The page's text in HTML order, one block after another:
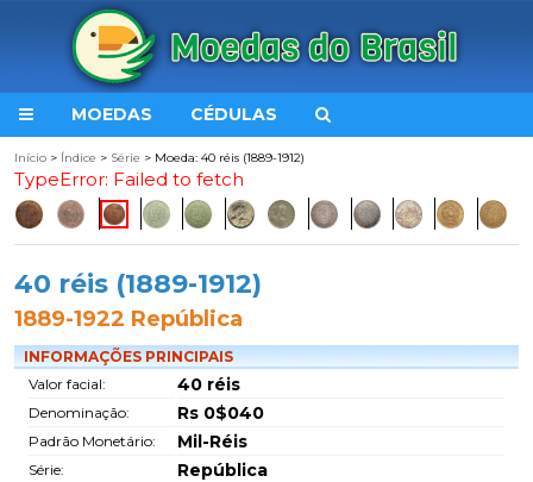
MOEDAS CÉDULAS
Início > Índice > Série > Moeda: 40 réis (1889-1912)
TypeError: Failed to fetch
40 réis (1889-1912)
1889-1922 República
INFORMAÇÕES PRINCIPAIS
Valor facial:
40 réis
Denominação: Rs 0$040
Padrão Monetário: Mil-Réis
Série: República